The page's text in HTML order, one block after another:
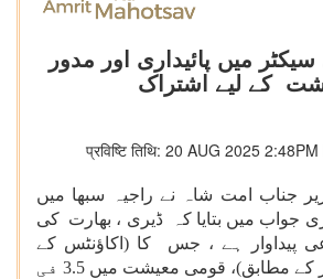
سیکٹر میں پائیداری اور مدور
کے لیے اشتراک
प्रविष्टि तिथि: 20 AUG 2025
جناب امت شاہ نے راجیہ سبھا میں
جواب میں بتایا کہ ڈیری ، بھارت کی
ہے ، جس کا (اکاؤنٹس کے
قومی اعداد و شمار کے مطابق)، قومی معیشت میں 3.5 فی